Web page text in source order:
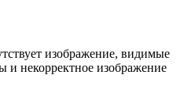
изображение, видимые
и некорректное изображение